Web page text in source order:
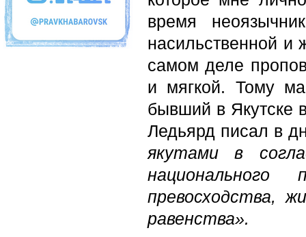
время
насильственной и
самом деле
и мягкой. Тому
бывший в Якутске
Ледьярд писал в
якутами в
национального
превосходства,
равен­ства».